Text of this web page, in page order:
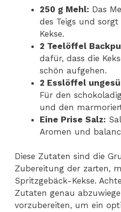
250 g Mehl: Das
des Teigs und
Kekse.
2 Teelöffel
dafür, dass die
schön aufgehen.
2 Esslöffel
Für den
und den
Eine Prise Salz:
Aromen und
Diese Zutaten sind die
Zubereitung der zarten,
Spritzgebäck-Kekse.
Zutaten genau
vorzubereiten, um ein